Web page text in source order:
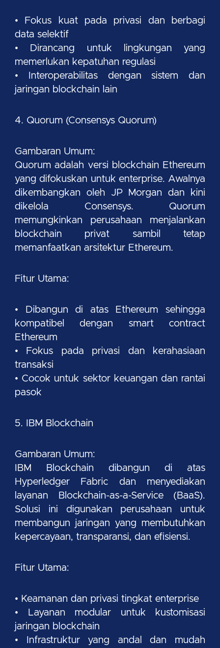
• Fokus kuat pada privasi dan berbagi
data selektif
• Dirancang untuk lingkungan yang
memerlukan kepatuhan regulasi
• Interoperabilitas dengan sistem dan
jaringan blockchain lain
4. Quorum (Consensys Quorum)
Gambaran Umum:
Quorum adalah versi blockchain Ethereum
yang difokuskan untuk enterprise. Awalnya
dikembangkan oleh JP Morgan dan kini
dikelola Consensys. Quorum
memungkinkan perusahaan menjalankan
blockchain privat sambil tetap
memanfaatkan arsitektur Ethereum.
Fitur Utama:
• Dibangun di atas Ethereum sehingga
kompatibel dengan smart contract
Ethereum
• Fokus pada privasi dan kerahasiaan
transaksi
• Cocok untuk sektor keuangan dan rantai
pasok
5. IBM Blockchain
Gambaran Umum:
IBM Blockchain dibangun di atas
Hyperledger Fabric dan menyediakan
layanan Blockchain-as-a-Service (BaaS).
Solusi ini digunakan perusahaan untuk
membangun jaringan yang membutuhkan
kepercayaan, transparansi, dan efisiensi.
Fitur Utama:
• Keamanan dan privasi tingkat enterprise
• Layanan modular untuk kustomisasi
jaringan blockchain
• Infrastruktur yang andal dan mudah